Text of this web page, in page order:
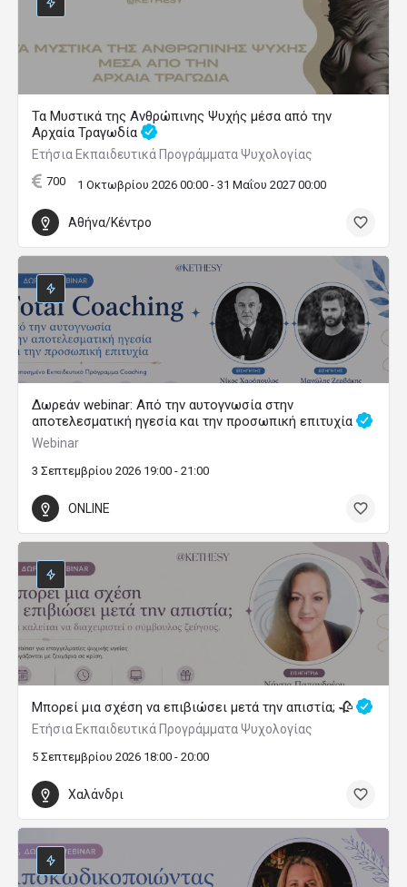
Τα Μυστικά της Ανθρώπινης Ψυχής μέσα από την
Αρχαία Τραγωδία
Ετήσια Εκπαιδευτικά Προγράμματα Ψυχολογίας
700 1 Οκτωβρίου 2026 00:00 - 31 Μαΐου 2027 00:00
Αθήνα/Κέντρο
Δωρεάν webinar: Από την αυτογνωσία στην
αποτελεσματική ηγεσία και την προσωπική επιτυχία
Webinar
3 Σεπτεμβρίου 2026 19:00 - 21:00
ONLINE
Μπορεί μια σχέση να επιβιώσει μετά την απιστία; 🥀
Ετήσια Εκπαιδευτικά Προγράμματα Ψυχολογίας
5 Σεπτεμβρίου 2026 18:00 - 20:00
Χαλάνδρι